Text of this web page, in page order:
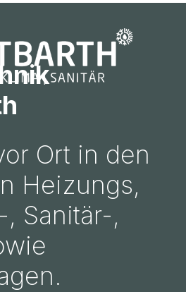
Ort in den
Heizungs,
Sanitär-,